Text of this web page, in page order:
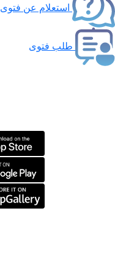
استعلام عن فتوى
طلب فتوى